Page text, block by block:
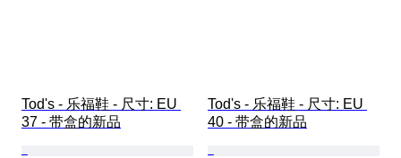
Tod's - 乐福鞋 - 尺寸: EU
37 - 带盒的新品
Tod's - 乐福鞋 - 尺寸: EU
40 - 带盒的新品